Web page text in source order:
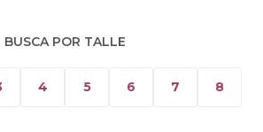
BUSCA POR TALLE
4 5 6 7 8